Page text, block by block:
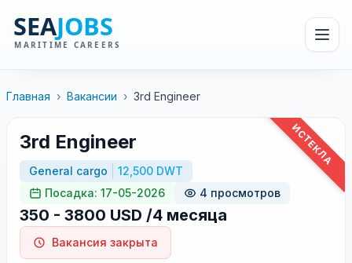
Главная › Вакансии › 3rd Engineer
ИСТЕКЛА
3rd Engineer
General cargo
12,500 DWT
Посадка: 17-05-2026
4 просмотров
350 - 3800 USD /4 месяца
Вакансия закрыта